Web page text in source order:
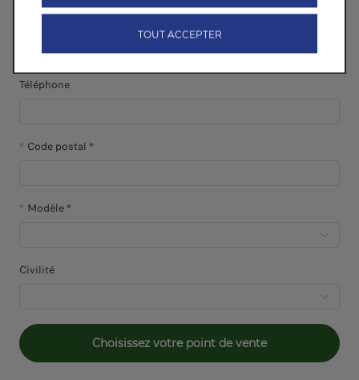
Téléphone
Code postal *
Modèle *
Civilité
Choisissez votre point de vente
TOUT ACCEPTER